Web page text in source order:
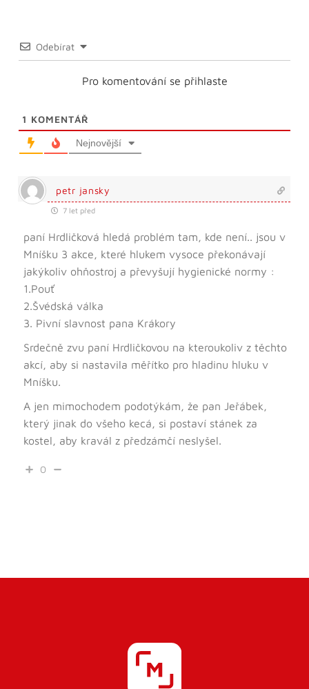
Odebírat
Pro komentování se přihlaste
1 KOMENTÁŘ
Nejnovější
petr jansky
7 let před
paní Hrdličková hledá problém tam, kde není.. jsou v
Mníšku 3 akce, které hlukem vysoce překonávají
jakýkoliv ohňostroj a převyšují hygienické normy :
1.Pouť
2.Švédská válka
3. Pivní slavnost pana Krákory
Srdečně zvu paní Hrdličkovou na kteroukoliv z těchto
akcí, aby si nastavila měřítko pro hladinu hluku v
Mníšku.
A jen mimochodem podotýkám, že pan Jeřábek,
který jinak do všeho kecá, si postaví stánek za
kostel, aby kravál z předzámčí neslyšel.
0